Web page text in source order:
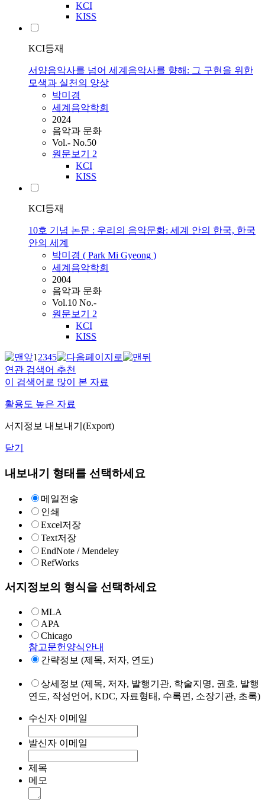
KCI
KISS
KCI등재
서양음악사를 넘어 세계음악사를 향해: 그 구현을 위한
모색과 실천의 양상
박미경
세계음악학회
2024
음악과 문화
Vol.- No.50
원문보기 2
KCI
KISS
KCI등재
10호 기념 논문 : 우리의 음악문화: 세계 안의 한국, 한국
안의 세계
박미경 ( Park Mi Gyeong )
세계음악학회
2004
음악과 문화
Vol.10 No.-
원문보기 2
KCI
KISS
12345
연관 검색어 추천
이 검색어로 많이 본 자료
활용도 높은 자료
서지정보 내보내기(Export)
닫기
내보내기 형태를 선택하세요
메일전송
인쇄
Excel저장
Text저장
EndNote / Mendeley
RefWorks
서지정보의 형식을 선택하세요
MLA
APA
Chicago
참고문헌양식안내
간략정보 (제목, 저자, 연도)
상세정보 (제목, 저자, 발행기관, 학술지명, 권호, 발행
연도, 작성언어, KDC, 자료형태, 수록면, 소장기관, 초록)
수신자 이메일
발신자 이메일
제목
메모